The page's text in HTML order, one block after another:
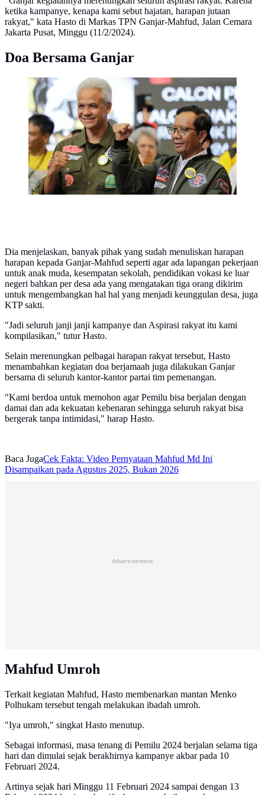
ketika kampanye, kenapa kami sebut hajatan, harapan jutaan
rakyat," kata Hasto di Markas TPN Ganjar-Mahfud, Jalan Cemara
Jakarta Pusat, Minggu (11/2/2024).
Doa Bersama Ganjar
Ganjar Pranowo dan Mahfud MD dalam acara
"Alumni UI Bersama Ganjar-Mahfud" berlangsung di
One Bell Park Mall, Jakarta Selatan pada Sabtu
(3/2/2023).
Dia menjelaskan, banyak pihak yang sudah menuliskan harapan
harapan kepada Ganjar-Mahfud seperti agar ada lapangan pekerjaan
untuk anak muda, kesempatan sekolah, pendidikan vokasi ke luar
negeri bahkan per desa ada yang mengatakan tiga orang dikirim
untuk mengembangkan hal hal yang menjadi keunggulan desa, juga
KTP sakti.
"Jadi seluruh janji janji kampanye dan Aspirasi rakyat itu kami
kompilasikan," tutur Hasto.
Selain merenungkan pelbagai harapan rakyat tersebut, Hasto
menambahkan kegiatan doa berjamaah juga dilakukan Ganjar
bersama di seluruh kantor-kantor partai tim pemenangan.
"Kami berdoa untuk memohon agar Pemilu bisa berjalan dengan
damai dan ada kekuatan kebenaran sehingga seluruh rakyat bisa
bergerak tanpa intimidasi," harap Hasto.
Baca JugaCek Fakta: Video Pernyataan Mahfud Md Ini
Disampaikan pada Agustus 2025, Bukan 2026
Advertisement
Mahfud Umroh
Terkait kegiatan Mahfud, Hasto membenarkan mantan Menko
Polhukam tersebut tengah melakukan ibadah umroh.
"Iya umroh," singkat Hasto menutup.
Sebagai informasi, masa tenang di Pemilu 2024 berjalan selama tiga
hari dan dimulai sejak berakhirnya kampanye akbar pada 10
Februari 2024.
Artinya sejak hari Minggu 11 Februari 2024 sampai dengan 13